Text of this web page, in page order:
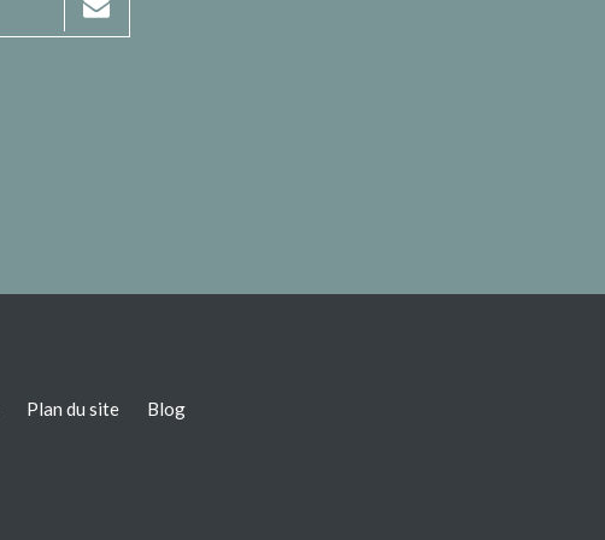
Plan du site Blog